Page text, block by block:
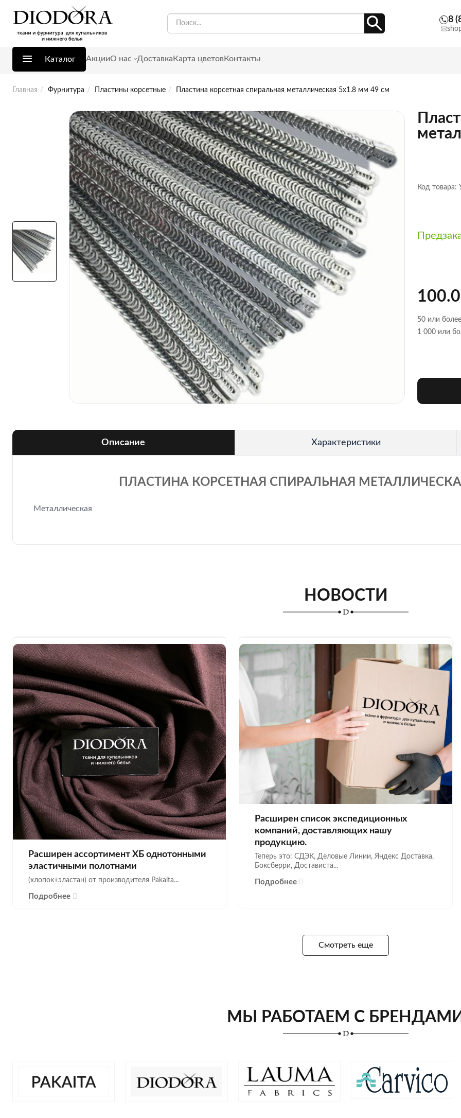
8
Каталог АкцииО нас Доставка Карта цветовКонтакты
Главная Фурнитура Пластины корсетные Пластина корсетная спиральная металлическая 5х1.8 мм 49 см
Код товара:
50 или
1 000 или
Описание Характеристики
ПЛАСТИНА КОРСЕТНАЯ СПИРАЛЬНАЯ
Металлическая
НОВОСТИ
Расширен ассортимент ХБ однотонными
эластичными полотнами
(хлопок+эластан) от производителя Pakaita...
Подробнее
Расширен список экспедиционных
компаний, доставляющих нашу
продукцию.
Теперь это: СДЭК, Деловые Линии, Яндекс Доставка,
Боксберри, Достависта...
Подробнее
Смотреть еще
МЫ РАБОТАЕМ С